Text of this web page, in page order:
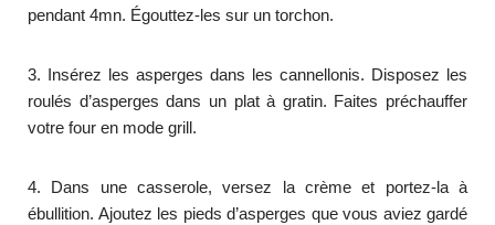
pendant 4mn. Égouttez-les sur un torchon.
3. Insérez les asperges dans les cannellonis. Disposez les
roulés d’asperges dans un plat à gratin. Faites préchauffer
votre four en mode grill.
4. Dans une casserole, versez la crème et portez-la à
ébullition. Ajoutez les pieds d’asperges que vous aviez gardé